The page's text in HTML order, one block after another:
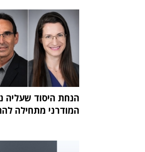
הנחת היסוד שעליה
המודרני מתחילה